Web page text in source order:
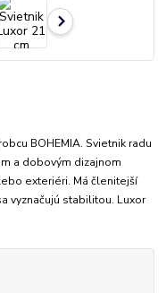
BOHEMIA. Svietnik radu
a dobovým dizajnom
exteriéri. Má členitejší
vyznačujú stabilitou. Luxor